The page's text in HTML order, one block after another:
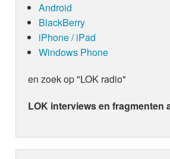
Android
BlackBerry
iPhone / iPad
Windows Phone
en zoek op "LOK radio"
LOK interviews en fragmenten